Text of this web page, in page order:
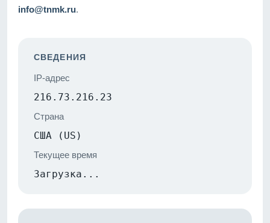
info@tnmk.ru.
СВЕДЕНИЯ
IP-адрес
216.73.216.23
Страна
США (US)
Текущее время
Загрузка...